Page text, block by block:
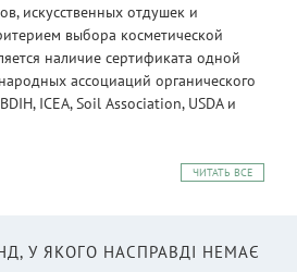
искусственных отдушек и
выбора косметической
наличие сертификата одной
ассоциаций органического
ICEA, Soil Association, USDA и
ЧИТАТЬ ВСЕ
У ЯКОГО НАСПРАВДІ НЕМАЄ